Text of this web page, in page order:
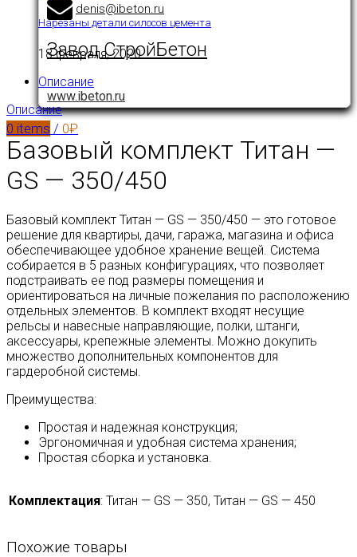
denis@ibeton.ru
Завод СтройБетон
www.ibeton.ru
0 items / 0₽
Нарезаны детали силосов цемента
18 февраля, 2020
Описание
Описание
Базовый комплект Титан —
GS — 350/450
Базовый комплект Титан — GS — 350/450 — это готовое
решение для квартиры, дачи, гаража, магазина и офиса
обеспечивающее удобное хранение вещей. Система
собирается в 5 разных конфигурациях, что позволяет
подстраивать ее под размеры помещения и
ориентироваться на личные пожелания по расположению
отдельных элементов. В комплект входят несущие
рельсы и навесные направляющие, полки, штанги,
аксессуары, крепежные элементы. Можно докупить
множество дополнительных компонентов для
гардеробной системы.
Преимущества:
Простая и надежная конструкция;
Эргономичная и удобная система хранения;
Простая сборка и установка.
Комплектация: Титан — GS — 350, Титан — GS — 450
Похожие товары